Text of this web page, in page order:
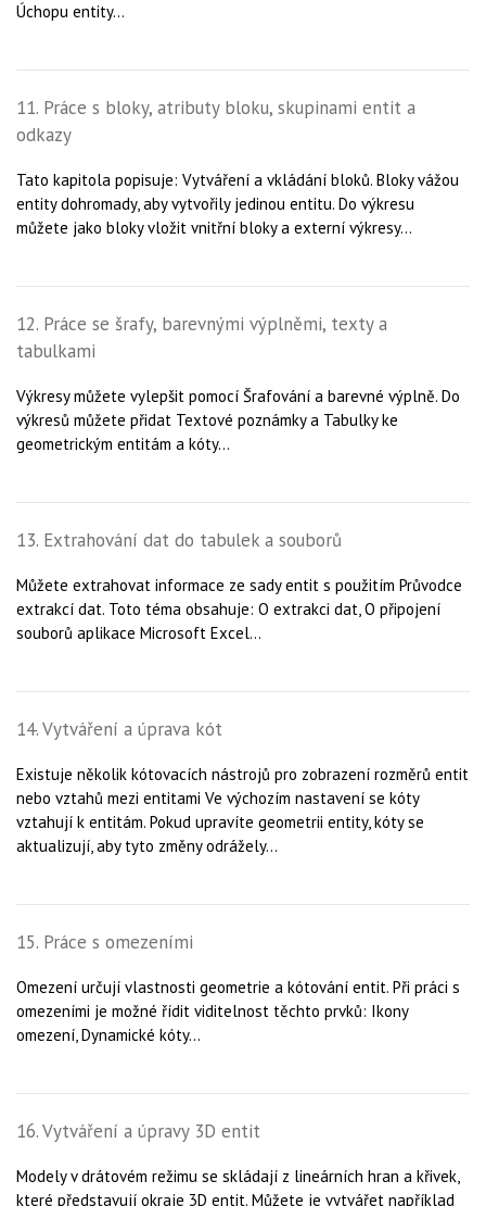
Úchopu entity...
11. Práce s bloky, atributy bloku, skupinami entit a
odkazy
Tato kapitola popisuje: Vytváření a vkládání bloků. Bloky vážou
entity dohromady, aby vytvořily jedinou entitu. Do výkresu
můžete jako bloky vložit vnitřní bloky a externí výkresy...
12. Práce se šrafy, barevnými výplněmi, texty a
tabulkami
Výkresy můžete vylepšit pomocí Šrafování a barevné výplně. Do
výkresů můžete přidat Textové poznámky a Tabulky ke
geometrickým entitám a kóty...
13. Extrahování dat do tabulek a souborů
Můžete extrahovat informace ze sady entit s použitím Průvodce
extrakcí dat. Toto téma obsahuje: O extrakci dat, O připojení
souborů aplikace Microsoft Excel...
14. Vytváření a úprava kót
Existuje několik kótovacích nástrojů pro zobrazení rozměrů entit
nebo vztahů mezi entitami Ve výchozím nastavení se kóty
vztahují k entitám. Pokud upravíte geometrii entity, kóty se
aktualizují, aby tyto změny odrážely...
15. Práce s omezeními
Omezení určují vlastnosti geometrie a kótování entit. Při práci s
omezeními je možné řídit viditelnost těchto prvků: Ikony
omezení, Dynamické kóty...
16. Vytváření a úpravy 3D entit
Modely v drátovém režimu se skládají z lineárních hran a křivek,
které představují okraje 3D entit. Můžete je vytvářet například